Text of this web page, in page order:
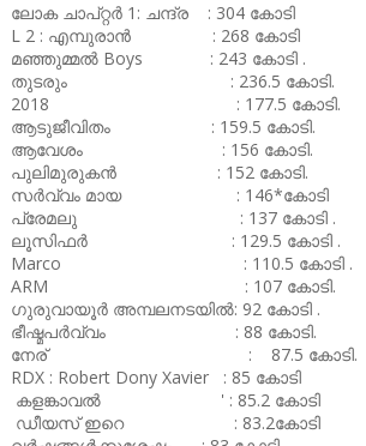
ലോക ചാപ്റ്റർ 1: ചന്ദ്ര : 304 കോടി
L 2 : എമ്പുരാൻ : 268 കോടി
മഞ്ഞുമ്മൽ Boys : 243 കോടി .
തുടരും : 236.5 കോടി.
2018 : 177.5 കോടി.
ആടുജീവിതം : 159.5 കോടി.
ആവേശം : 156 കോടി.
പുലിമുരുകൻ : 152 കോടി.
സർവ്വം മായ : 146*കോടി
പ്രേമലു : 137 കോടി .
ലൂസിഫർ : 129.5 കോടി .
Marco : 110.5 കോടി .
ARM : 107 കോടി.
ഗുരുവായൂർ അമ്പലനടയിൽ: 92 കോടി .
ഭീഷ്മപർവ്വം : 88 കോടി.
നേര് : 87.5 കോടി.
RDX : Robert Dony Xavier : 85 കോടി
കളങ്കാവൽ ' : 85.2 കോടി
ഡീയസ് ഇറെ : 83.2കോടി